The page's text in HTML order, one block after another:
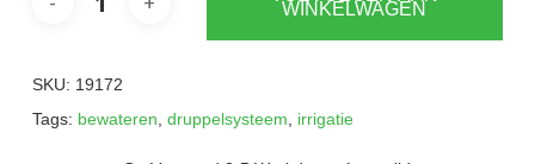
WINKELWAGEN
SKU: 19172
Tags: bewateren, druppelsysteem, irrigatie